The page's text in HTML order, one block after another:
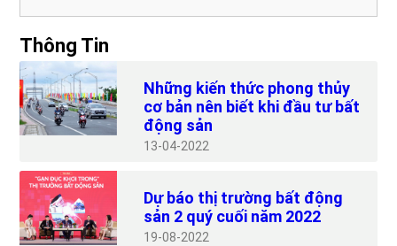
Thông Tin
Những kiến thức phong thủy
cơ bản nên biết khi đầu tư bất
động sản
13 04-2022
Dự báo thị trường bất động
sản 2 quý cuối năm 2022
19 08-2022